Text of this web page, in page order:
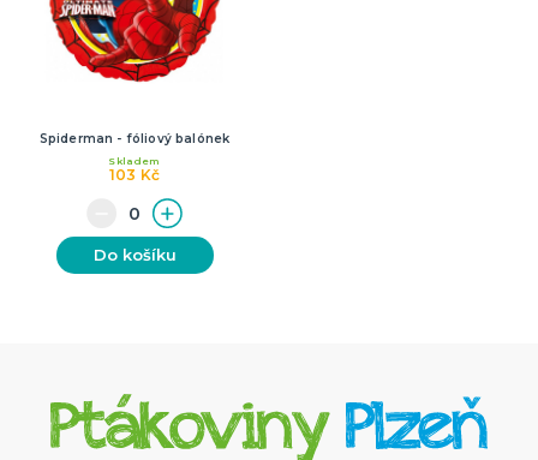
Spiderman - fóliový balónek
103 Kč
Skladem
Do košíku